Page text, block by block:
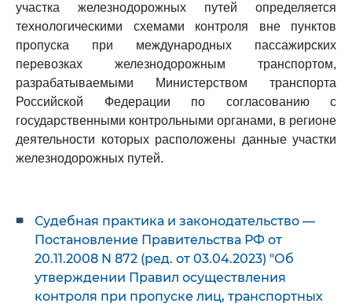
участка железнодорожных путей определяется
технологическими схемами контроля вне пунктов
пропуска при международных пассажирских
перевозках железнодорожным транспортом,
разрабатываемыми Министерством транспорта
Российской Федерации по согласованию с
государственными контрольными органами, в регионе
деятельности которых расположены данные участки
железнодорожных путей.
Судебная практика и законодательство —
Постановление Правительства РФ от
20.11.2008 N 872 (ред. от 03.04.2023) "Об
утверждении Правил осуществления
контроля при пропуске лиц, транспортных